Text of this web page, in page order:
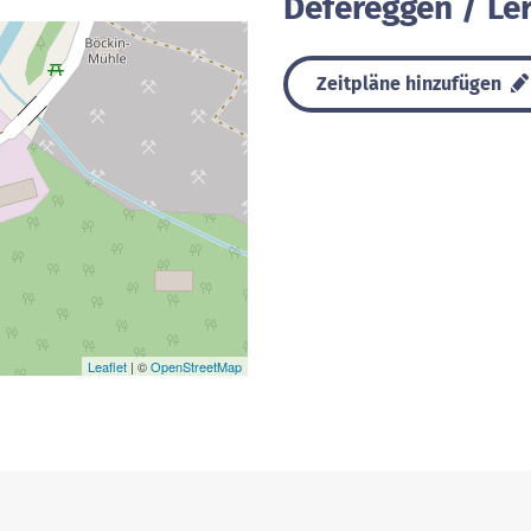
Leaflet | ©OpenStreetMap
Zeitpläne hinzufügen